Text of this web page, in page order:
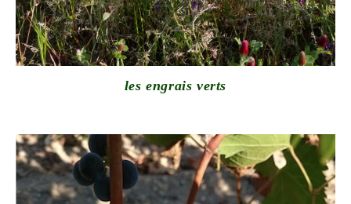
les engrais verts